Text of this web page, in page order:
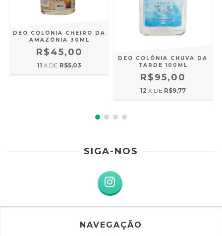
DEO COLÔNIA CHEIRO DA
AMAZÔNIA 30ML
R$45,00
11 X DE R$5,03
DEO COLÔNIA CHUVA DA
TARDE 100ML
R$95,00
12 X DE R$9,77
SIGA-NOS
NAVEGAÇÃO